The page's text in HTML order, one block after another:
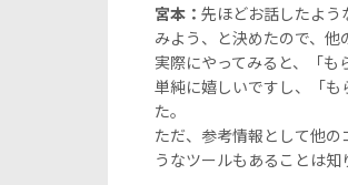
宮本： 先ほどお話したよう
みよう、と決めたので、他
実際にやってみると、「
単純に嬉しいですし、「
た。
ただ、参考情報として他
うなツールもあることは知